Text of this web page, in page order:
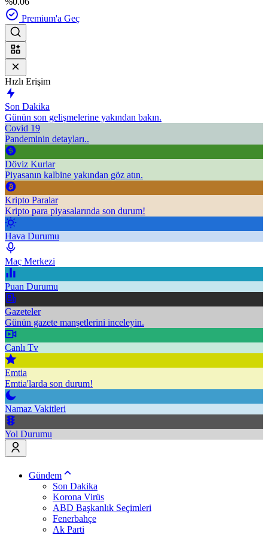
Premium'a Geç
Hızlı Erişim
Son Dakika
Günün son gelişmelerine yakından bakın.
Covid 19
Pandeminin detayları..
Döviz Kurlar
Piyasanın kalbine yakından göz atın.
Kripto Paralar
Kripto para piyasalarında son durum!
Hava Durumu
Maç Merkezi
Puan Durumu
Gazeteler
Günün gazete manşetlerini inceleyin.
Canlı Tv
Emtia
Emtia'larda son durum!
Namaz Vakitleri
Yol Durumu
Gündem
Son Dakika
Korona Virüs
ABD Başkanlık Seçimleri
Fenerbahçe
Ak Parti